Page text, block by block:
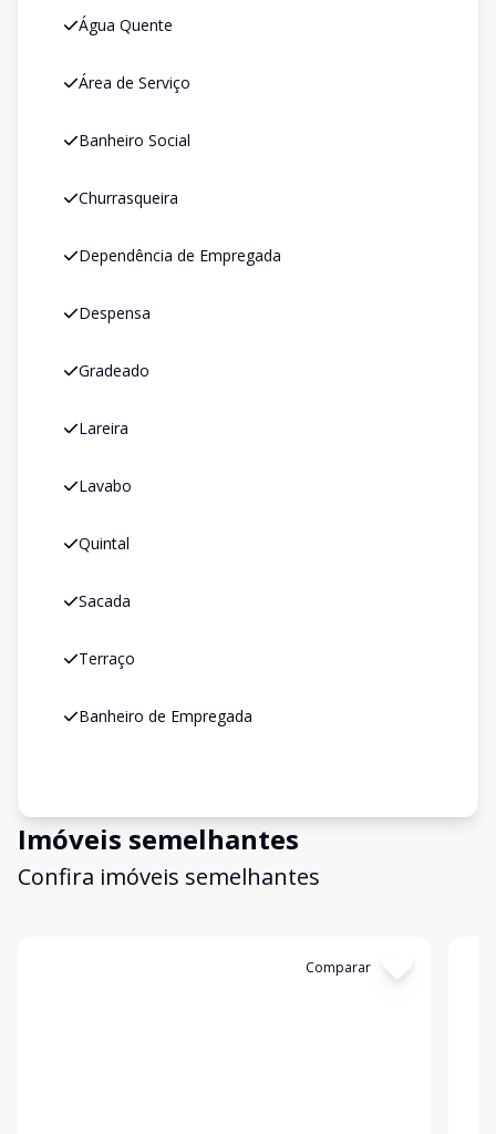
Água Quente
Área de Serviço
Banheiro Social
Churrasqueira
Dependência de Empregada
Despensa
Gradeado
Lareira
Lavabo
Quintal
Sacada
Terraço
Banheiro de Empregada
Imóveis semelhantes
Confira imóveis semelhantes
Comparar